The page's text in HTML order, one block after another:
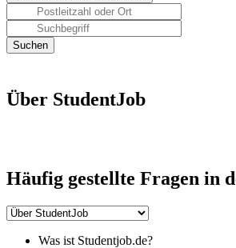
Über StudentJob
Häufig gestellte Fragen in
Was ist Studentjob.de?